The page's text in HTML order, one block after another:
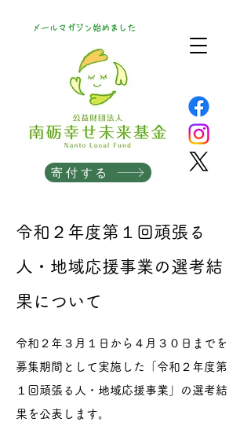
寄付する
メールマガジン始めました
令和２年度第１回頑張る
人・地域応援事業の選考結
果について
令和２年３月１日から４月３０日までを
募集期間として実施した「令和２年度第
１回頑張る人・地域応援事業」の選考結
果を公表します。